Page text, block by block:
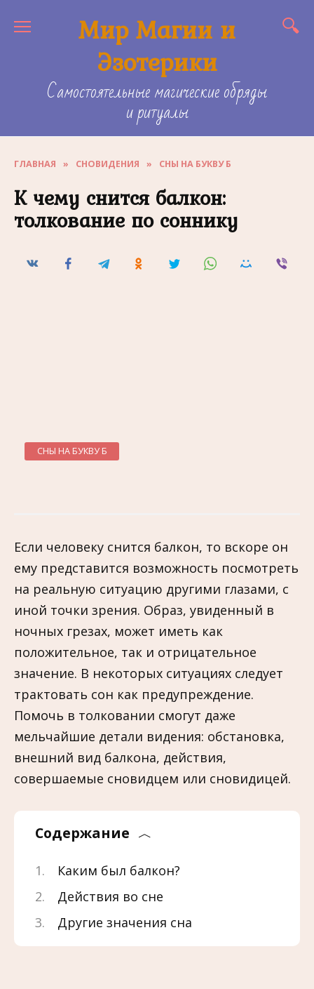
Мир Магии и
Эзотерики
Самостоятельные магические обряды
и ритуалы
ГЛАВНАЯ » СНОВИДЕНИЯ » СНЫ НА БУКВУ Б
К чему снится балкон:
толкование по соннику
СНЫ НА БУКВУ Б
Если человеку снится балкон, то вскоре он
ему представится возможность посмотреть
на реальную ситуацию другими глазами, с
иной точки зрения. Образ, увиденный в
ночных грезах, может иметь как
положительное, так и отрицательное
значение. В некоторых ситуациях следует
трактовать сон как предупреждение.
Помочь в толковании смогут даже
мельчайшие детали видения: обстановка,
внешний вид балкона, действия,
совершаемые сновидцем или сновидицей.
Содержание
Каким был балкон?
Действия во сне
Другие значения сна